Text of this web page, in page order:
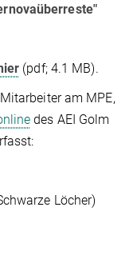
(pdf; 4.1 MB).
am MPE,
des AEI Golm
Löcher)